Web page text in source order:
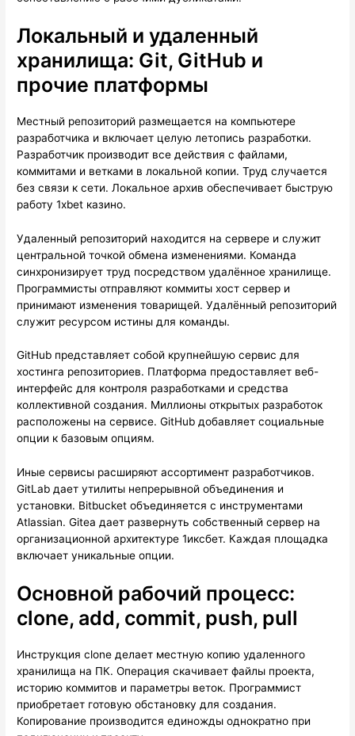
Локальный и удаленный
хранилища: Git, GitHub и
прочие платформы
Местный репозиторий размещается на компьютере
разработчика и включает целую летопись разработки.
Разработчик производит все действия с файлами,
коммитами и ветками в локальной копии. Труд случается
без связи к сети. Локальное архив обеспечивает быструю
работу 1xbet казино.
Удаленный репозиторий находится на сервере и служит
центральной точкой обмена изменениями. Команда
синхронизирует труд посредством удалённое хранилище.
Программисты отправляют коммиты хост сервер и
принимают изменения товарищей. Удалённый репозиторий
служит ресурсом истины для команды.
GitHub представляет собой крупнейшую сервис для
хостинга репозиториев. Платформа предоставляет веб-
интерфейс для контроля разработками и средства
коллективной создания. Миллионы открытых разработок
расположены на сервисе. GitHub добавляет социальные
опции к базовым опциям.
Иные сервисы расширяют ассортимент разработчиков.
GitLab дает утилиты непрерывной объединения и
установки. Bitbucket объединяется с инструментами
Atlassian. Gitea дает развернуть собственный сервер на
организационной архитектуре 1иксбет. Каждая площадка
включает уникальные опции.
Основной рабочий процесс:
clone, add, commit, push, pull
Инструкция clone делает местную копию удаленного
хранилища на ПК. Операция скачивает файлы проекта,
историю коммитов и параметры веток. Программист
приобретает готовую обстановку для создания.
Копирование производится единожды однократно при